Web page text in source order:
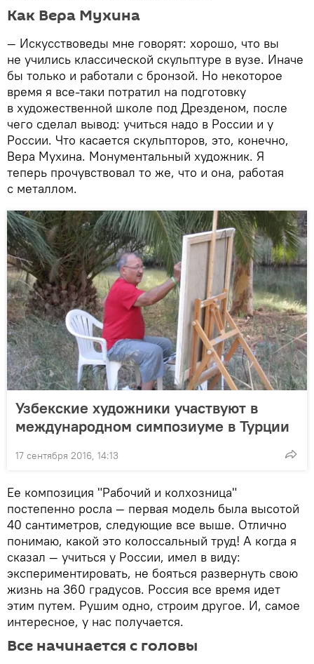
Как Вера Мухина
— Искусствоведы мне говорят: хорошо, что вы
не учились классической скульптуре в вузе. Иначе
бы только и работали с бронзой. Но некоторое
время я все-таки потратил на подготовку
в художественной школе под Дрезденом, после
чего сделал вывод: учиться надо в России и у
России. Что касается скульпторов, это, конечно,
Вера Мухина. Монументальный художник. Я
теперь прочувствовал то же, что и она, работая
с металлом.
Узбекские художники участвуют в
международном симпозиуме в Турции
17 сентября 2016, 14:13
Ее композиция "Рабочий и колхозница"
постепенно росла — первая модель была высотой
40 сантиметров, следующие все выше. Отлично
понимаю, какой это колоссальный труд! А когда я
сказал — учиться у России, имел в виду:
экспериментировать, не бояться развернуть свою
жизнь на 360 градусов. Россия все время идет
этим путем. Рушим одно, строим другое. И, самое
интересное, у нас получается.
Все начинается с головы